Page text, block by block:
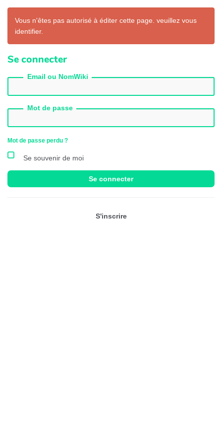
Vous n'êtes pas autorisé à éditer cette page. veuillez vous
identifier.
Se connecter
Email ou NomWiki
Mot de passe
Mot de passe perdu ?
Se souvenir de moi
Se connecter
S'inscrire